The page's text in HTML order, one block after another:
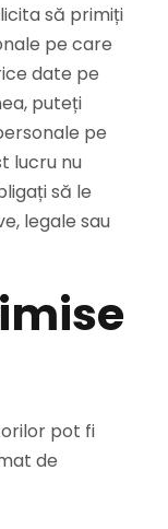
să primiți
pe care
date pe
puteți
pe
lucru nu
să le
legale sau
pot fi
de